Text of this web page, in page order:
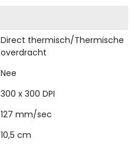
Direct thermisch/Thermische
overdracht
Nee
300 x 300 DPI
127 mm/sec
10,5 cm